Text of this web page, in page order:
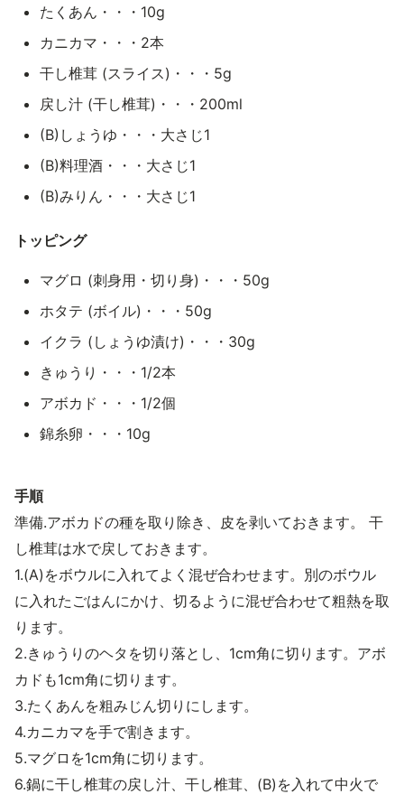
たくあん・・・10g
カニカマ・・・2本
干し椎茸 (スライス)・・・5g
戻し汁 (干し椎茸)・・・200ml
(B)しょうゆ・・・大さじ1
(B)料理酒・・・大さじ1
(B)みりん・・・大さじ1
トッピング
マグロ (刺身用・切り身)・・・50g
ホタテ (ボイル)・・・50g
イクラ (しょうゆ漬け)・・・30g
きゅうり・・・1/2本
アボカド・・・1/2個
錦糸卵・・・10g
手順
準備.アボカドの種を取り除き、皮を剥いておきます。 干
し椎茸は水で戻しておきます。
1.(A)をボウルに入れてよく混ぜ合わせます。別のボウル
に入れたごはんにかけ、切るように混ぜ合わせて粗熱を取
ります。
2.きゅうりのヘタを切り落とし、1cm角に切ります。アボ
カドも1cm角に切ります。
3.たくあんを粗みじん切りにします。
4.カニカマを手で割きます。
5.マグロを1cm角に切ります。
6.鍋に干し椎茸の戻し汁、干し椎茸、(B)を入れて中火で